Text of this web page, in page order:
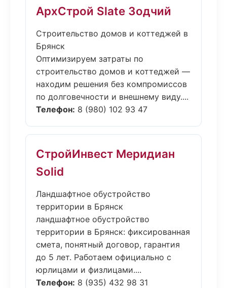
АрхСтрой Slate Зодчий
Строительство домов и коттеджей в
Брянск
Оптимизируем затраты по
строительство домов и коттеджей —
находим решения без компромиссов
по долговечности и внешнему виду....
Телефон: 8 (980) 102 93 47
СтройИнвест Меридиан
Solid
Ландшафтное обустройство
территории в Брянск
ландшафтное обустройство
территории в Брянск: фиксированная
смета, понятный договор, гарантия
до 5 лет. Работаем официально с
юрлицами и физлицами....
Телефон: 8 (935) 432 98 31